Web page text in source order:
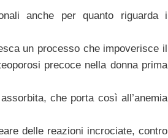
anche per quanto riguarda i
un processo che impoverisce il
precoce nella donna prima
che porta così all’anemia
delle reazioni incrociate, contro